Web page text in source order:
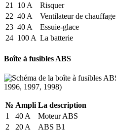
21
10 A
Risquer
22 40 A
Ventilateur de chauffage
23 40 A
Essuie-glace
24 100 A La batterie
Boîte à fusibles ABS
№ Ampli La description
1
40 A
Moteur ABS
2
20 A
ABS B1